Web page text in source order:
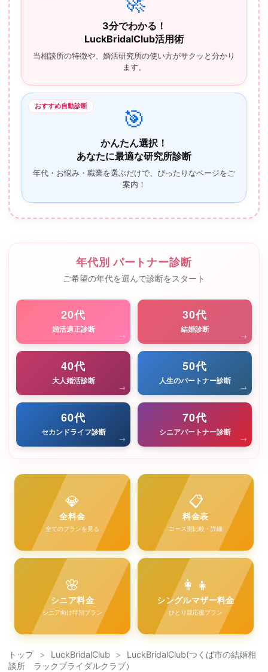
3分でわかる！
LuckBridalClub活用術
当相談所の特徴や、婚活研究所の使い方がサクッと分かり
ます。
おすすめ自動診断 🎯
かんたん選択！
あなたに最適な研究所診断
年代・お悩み・職業を選ぶだけで、ぴったりなページをご
案内！
年代別 パートナー診断
ご希望の年代を選んで診断をスタート
20代
婚活適正診断
→
30代
結婚診断
→
40代
大人婚活診断
→
50代
人生のパートナー診断
→
60代
セカンドライフ診断
→
70代
シニアパートナー診断
→
💎
全料金
全てのプランを見る
📋
料金表
コース別比較・詳細
🌸
シニア料金
シニア向け特別プラン
👩‍👧
シングルマザー料金
ひとり親応援プラン
トップ > LuckBridalClub >
LuckBridalClub(つくば市の結婚相
談所 ラックブライダルクラブ）